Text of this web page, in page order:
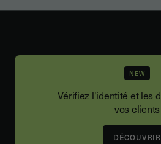
NEW
Vérifiez l'identité et les
vos clients
DÉCOUVRIR